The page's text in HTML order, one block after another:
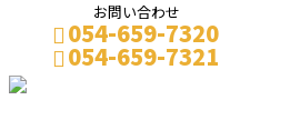
お問い合わせ
054-659-7320
054-659-7321